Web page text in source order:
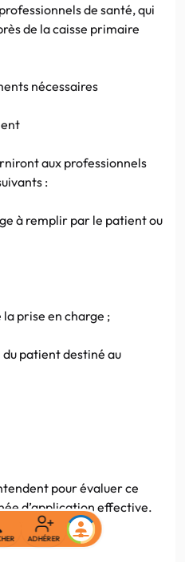
de santé, qui
de la caisse primaire
nécessaires
aux professionnels
:
à remplir par le patient ou
prise en charge ;
du patient destiné au
pour évaluer ce
d’application effective.
ADHÉRER